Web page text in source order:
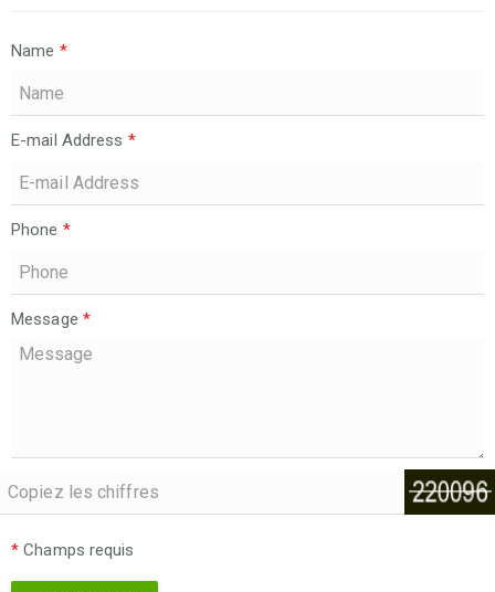
Name *
E-mail Address *
Phone *
Message *
* Champs requis